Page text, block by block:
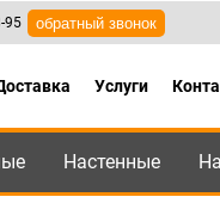
88-95 ,8-800-550-95-45
95 обратный звонок
Услуги
Настенные